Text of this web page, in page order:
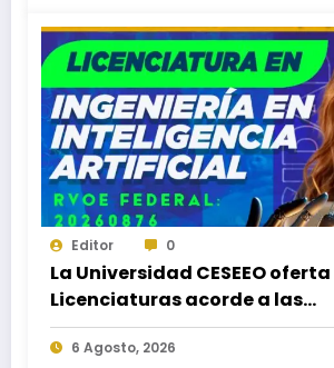
Editor 0
La Universidad CESEEO
Licenciaturas acorde a las
necesidades educativas de
egresados de escuelas del
6 Agosto, 2026